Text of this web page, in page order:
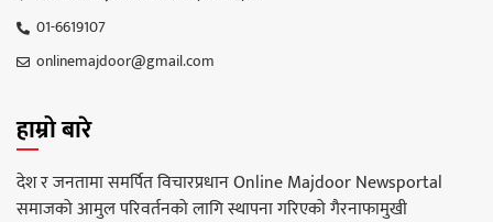
01-6619107
onlinemajdoor@gmail.com
हाम्रो बारे
देश र जनतामा समर्पित विचारप्रधान Online Majdoor Newsportal
समाजको आमुल परिवर्तनको लागि स्थापना गरिएको गैरनाफामुखी